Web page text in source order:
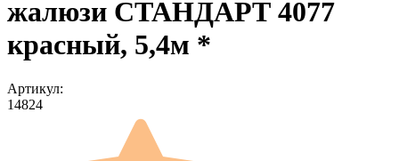
жалюзи СТАНДАРТ 4077
красный, 5,4м *
Артикул:
14824